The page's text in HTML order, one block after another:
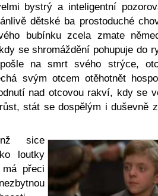
bystrý a inteligentní
dětské ba prostoduché
bubínku zcela zmate
se shromáždění pohupuje do
na smrt svého strýce,
svým otcem otěhotnět
nad otcovou rakví, kdy se
stát se dospělým i duševně
sice
loutky
přeci